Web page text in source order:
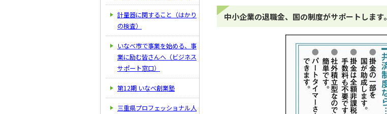
中小企業の退職金、国の制度がサポートします。
計量器に関すること（はかり
の検査）
いなべ市で事業を始める、事
業に励む皆さんへ（ビジネス
サポート窓口）
第12期 いなべ創業塾
三重県プロフェッショナル人